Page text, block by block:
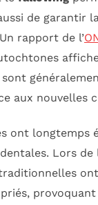
de garantir
rapport de l’
aux nouvelles
ont longtemps
Lors